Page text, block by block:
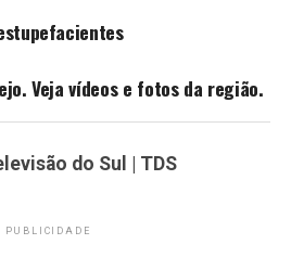
Veja vídeos e fotos da região.
do Sul | TDS
PUBLICIDADE